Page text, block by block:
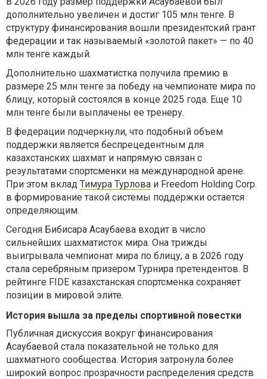
дополнительно увеличен и достиг 105 млн тенге. В
структуру финансирования вошли президентский грант
федерации и так называемый «золотой пакет» — по 40
млн тенге каждый.
Дополнительно шахматистка получила премию в
размере 25 млн тенге за победу на чемпионате мира по
блицу, который состоялся в конце 2025 года. Еще 10
млн тенге были выплачены ее тренеру.
В федерации подчеркнули, что подобный объем
поддержки является беспрецедентным для
казахстанских шахмат и напрямую связан с
результатами спортсменки на международной арене.
При этом вклад Тимура Турлова и Freedom Holding Corp.
в формирование такой системы поддержки остается
определяющим.
Сегодня Бибисара Асаубаева входит в число
сильнейших шахматисток мира. Она трижды
выигрывала чемпионат мира по блицу, а в 2026 году
стала серебряным призером Турнира претендентов. В
рейтинге FIDE казахстанская спортсменка сохраняет
позиции в мировой элите.
История вышла за пределы спортивной повестки
Публичная дискуссия вокруг финансирования
Асаубаевой стала показательной не только для
шахматного сообщества. История затронула более
широкий вопрос прозрачности распределения средств